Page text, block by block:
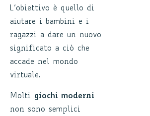
L’obiettivo è quello di
aiutare i bambini e i
ragazzi a dare un nuovo
significato a ciò che
accade nel mondo
virtuale.
Molti giochi moderni
non sono semplici